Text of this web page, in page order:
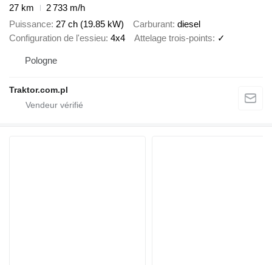
27 km
2 733 m/h
Puissance 27 ch (19.85 kW) Carburant diesel
Configuration de l'essieu 4x4 Attelage trois-points ✓
Pologne
Traktor.com.pl